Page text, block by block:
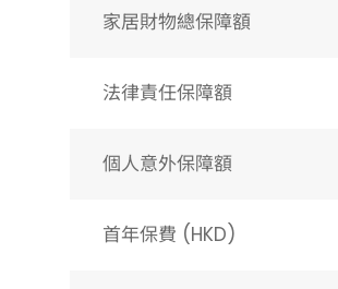
家居財物總保障額
法律責任保障額
個人意外保障額
首年保費 (HKD)